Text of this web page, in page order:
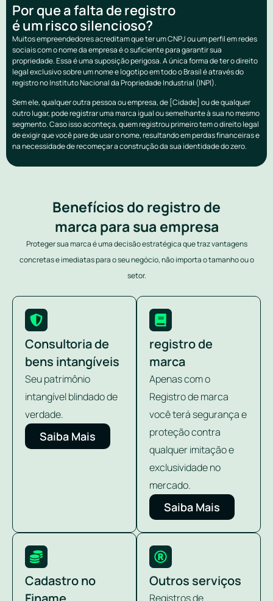
Por que a falta de registro
é um risco silencioso?
Muitos empreendedores acreditam que ter um CNPJ ou um perfil em redes
sociais com o nome da empresa é o suficiente para garantir sua
propriedade. Essa é uma suposição perigosa. A única forma de ter o direito
legal exclusivo sobre um nome e logotipo em todo o Brasil é através do
registro no Instituto Nacional da Propriedade Industrial (INPI).
Sem ele, qualquer outra pessoa ou empresa, de [Cidade] ou de qualquer
outro lugar, pode registrar uma marca igual ou semelhante à sua no mesmo
segmento. Caso isso aconteça, quem registrou primeiro tem o direito legal
de exigir que você pare de usar o nome, resultando em perdas financeiras e
na necessidade de recomeçar a construção da sua identidade do zero.
Benefícios do registro de
marca para sua empresa
Proteger sua marca é uma decisão estratégica que traz vantagens
concretas e imediatas para o seu negócio, não importa o tamanho ou o
setor.
Consultoria de
bens intangíveis
Seu patrimônio
intangível blindado de
verdade.
Saiba Mais
registro de
marca
Apenas com o
Registro de marca
você terá segurança e
proteção contra
qualquer imitação e
exclusividade no
mercado.
Saiba Mais
Cadastro no
Outros serviços
Registros de